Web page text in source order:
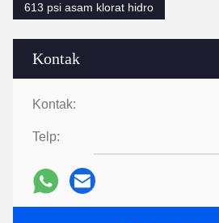
Kontak
Kontak:
Telp:
613 psi asam klorat hidro